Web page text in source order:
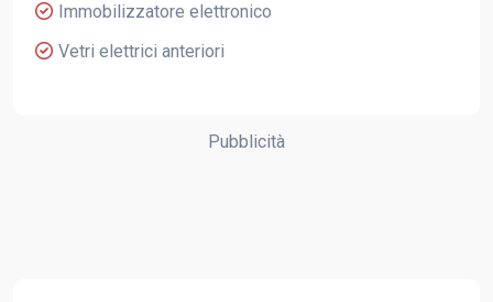
Immobilizzatore elettronico
Vetri elettrici anteriori
Pubblicità